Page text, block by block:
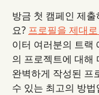
방금 첫 캠페인 제
요? 프로필을 제대
이터 여러분의 트랙
의 프로젝트에 대해
완벽하게 작성된 프
수 있는 최고의 방